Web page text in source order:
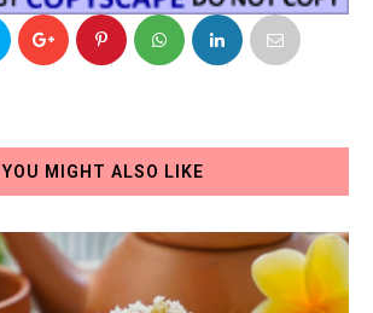
YOU MIGHT ALSO LIKE